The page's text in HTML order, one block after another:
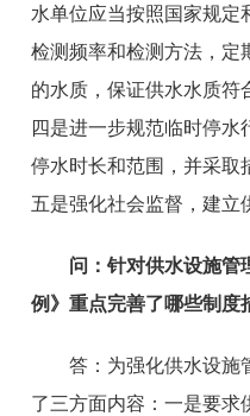
水单位应当按照国家规定
检测频率和检测方法，定
的水质，保证供水水质符
四是进一步规范临时停水
停水时长和范围，并采取
五是强化社会监督，建立
问：针对供水设施管
例》重点完善了哪些制度
答： 为强化供水设施
了三方面内容：一是要求